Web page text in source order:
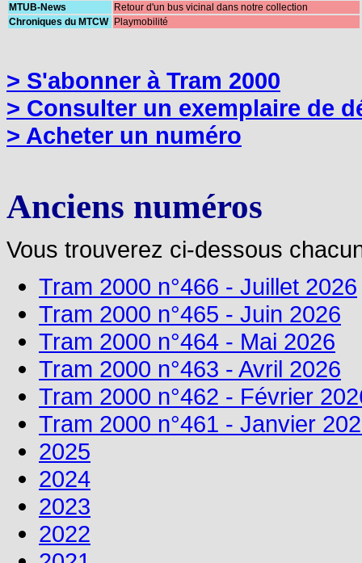
MTUB-News
Retour d'un bus vicinal dans notre collection
Chroniques du MTCW
Playmobilité
> S'abonner à Tram 2000
> Consulter un exemplaire de
> Acheter un numéro
Anciens numéros
Vous trouverez ci-dessous
Tram 2000 n°466 - Juillet 2026
Tram 2000 n°465 - Juin 2026
Tram 2000 n°464 - Mai 2026
Tram 2000 n°463 - Avril 2026
Tram 2000 n°462 - Février
Tram 2000 n°461 - Janvier
2025
2024
2023
2022